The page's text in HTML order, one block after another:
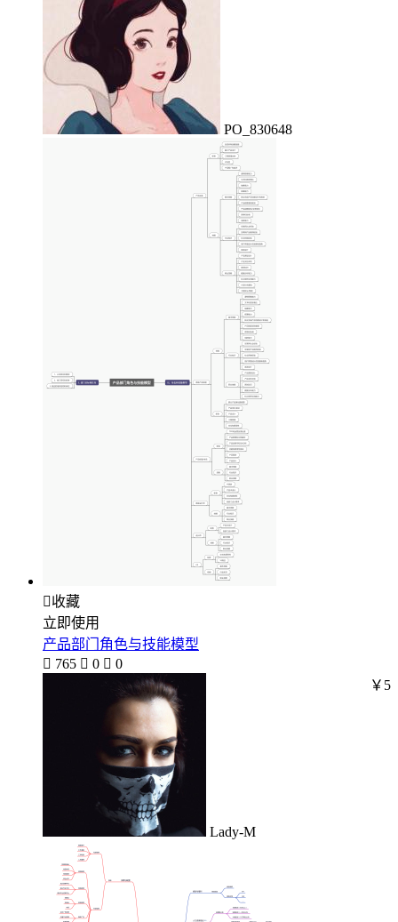
PO_830648
收藏
立即使用
产品部门角色与技能模型
 765  0  0
Lady-M
￥5